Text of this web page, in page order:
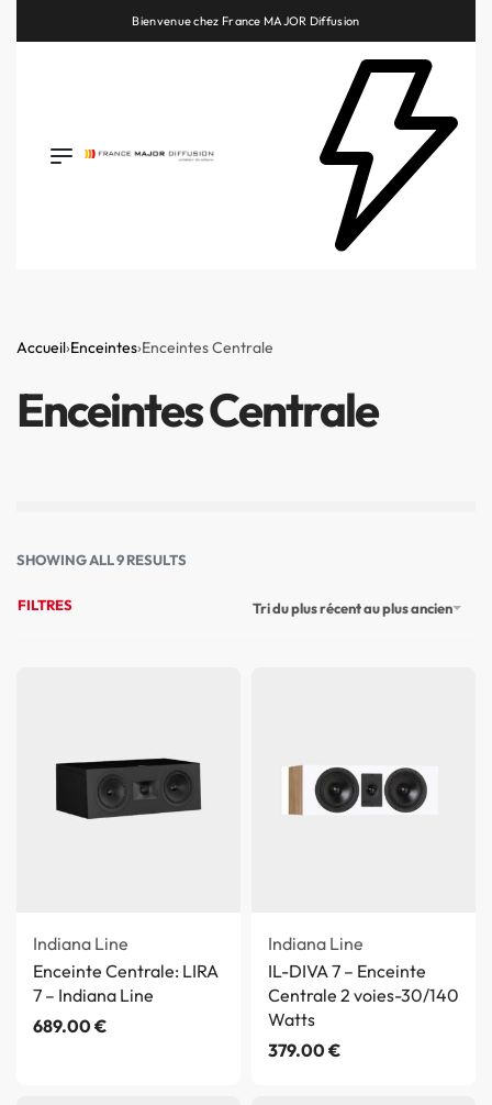
Bienvenue chez France MAJOR Diffusion
Retrouvez les plus belles marques de la HiFi, de l’intégration et du Home Cinéma
Accueil›Enceintes›Enceintes Centrale
Enceintes Centrale
SHOWING ALL 9 RESULTS
Tri du plus récent au plus ancien
FILTRES
Indiana Line
Enceinte Centrale: LIRA
7 – Indiana Line
689.00€
Indiana Line
IL-DIVA 7 – Enceinte
Centrale 2 voies-30/140
Watts
379.00€